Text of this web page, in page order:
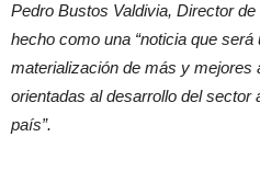
Pedro Bustos Valdivia, Director
hecho como una “noticia que
materialización de más y mejores
orientadas al desarrollo del sector
país”.